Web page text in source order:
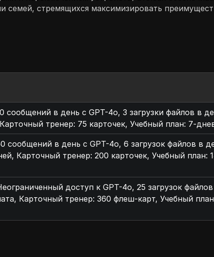
семей, стремящихся максимизировать
сообщений в день с GPT-4o, 3 загрузки файлов в
тренер: 75 карточек, Учебный план: 7-
сообщений в день с GPT-4o, 6 загрузок файлов в
Карточный тренер: 200 карточек, Учебный план:
доступ к GPT-4o, 25 загрузок
Карточный тренер: 360 флеш-карт, Учебный